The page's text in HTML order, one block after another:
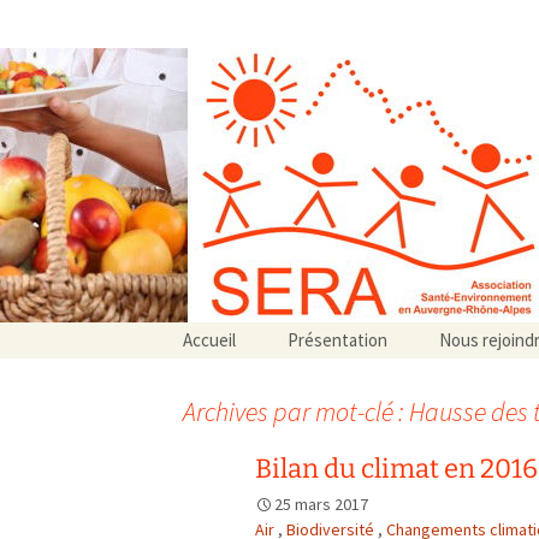
Aller
au
Accueil Présentation
Associations partenaires
Nous
Archives par mot-clé : Hausse
Bilan du climat en
25 mars 2017
Air , Biodiversité , Changements